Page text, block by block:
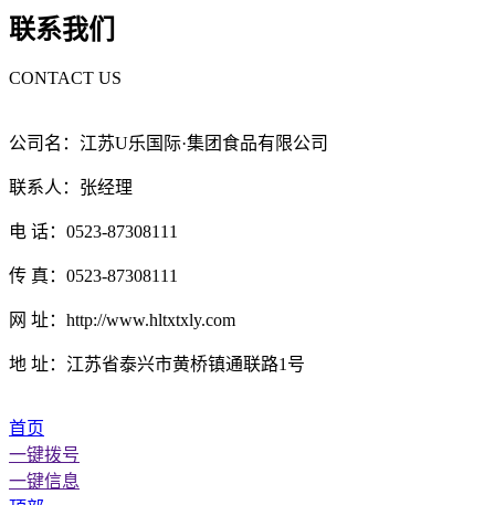
联系我们
CONTACT US
公司名：江苏U乐国际·集团食品有限公司
联系人：张经理
电 话：0523-87308111
传 真：0523-87308111
网 址：http://www.hltxtxly.com
地 址：江苏省泰兴市黄桥镇通联路1号
首页
一键拨号
一键信息